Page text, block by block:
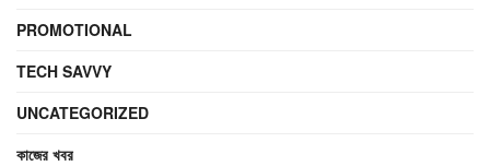
PROMOTIONAL
TECH SAVVY
UNCATEGORIZED
কাজের খবর